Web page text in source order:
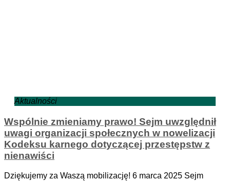
Aktualności
Wspólnie zmieniamy prawo! Sejm uwzględnił
uwagi organizacji społecznych w nowelizacji
Kodeksu karnego dotyczącej przestępstw z
nienawiści
Dziękujemy za Waszą mobilizację! 6 marca 2025 Sejm